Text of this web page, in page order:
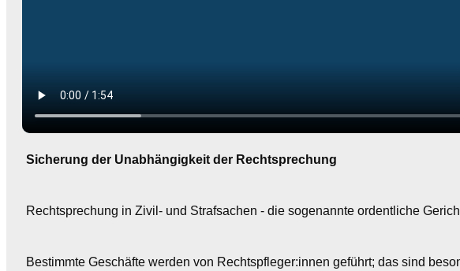
Sicherung der Unabhängigkeit der Rechtsprechung
Rechtsprechung in Zivil- und Strafsachen - die sogenannte ordentliche
Bestimmte Geschäfte werden von Rechtspfleger:innen geführt; das sind